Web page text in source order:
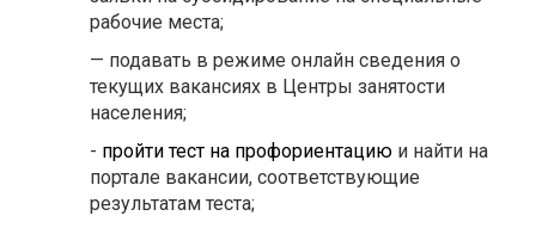
рабочие места;
— подавать в режиме онлайн сведения о
текущих вакансиях в Центры занятости
населения;
- пройти тест на профориентацию и найти на
портале вакансии, соответствующие
результатам теста;